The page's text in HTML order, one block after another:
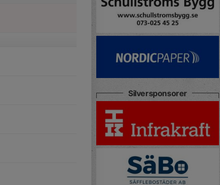
Silversponsorer